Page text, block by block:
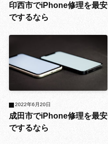
印西市でiPhone修理を最安
でするなら
成田市でiPhone修理を最安
でするなら
2022年6月20日